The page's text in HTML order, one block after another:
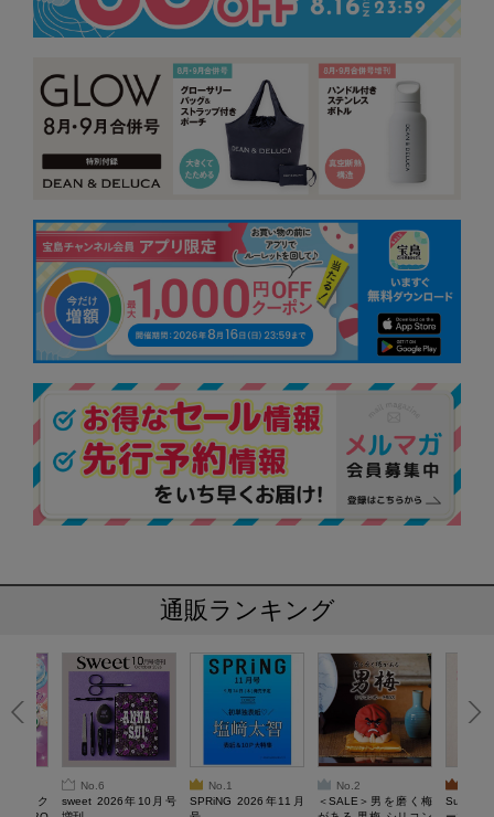
通販ランキング
るスク
No.6
sweet 2026年10月号
No.1
SPRiNG 2026年11月
No.2
＜SALE＞男を磨く梅